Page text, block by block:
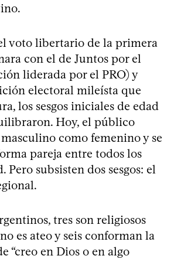
voto libertario de la primera
con el de Juntos por el
liderada por el PRO) y
electoral mileísta que
los sesgos iniciales de edad
Hoy, el público
como femenino y se
pareja entre todos los
Pero subsisten dos sesgos: el
tres son religiosos
es ateo y seis conforman la
“creo en Dios o en algo